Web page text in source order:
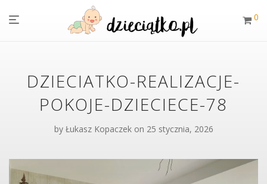
0
DZIECIATKO-REALIZACJE-
POKOJE-DZIECIECE-78
by Łukasz Kopaczek on 25 stycznia, 2026